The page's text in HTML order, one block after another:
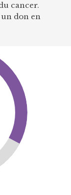
cancer.
don en